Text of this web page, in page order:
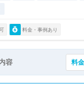
料金・事例あり
容 料